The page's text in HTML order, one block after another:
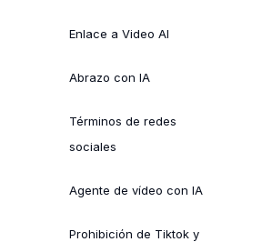
Enlace a Video AI
Abrazo con IA
Términos de redes
sociales
Agente de vídeo con IA
Prohibición de Tiktok y